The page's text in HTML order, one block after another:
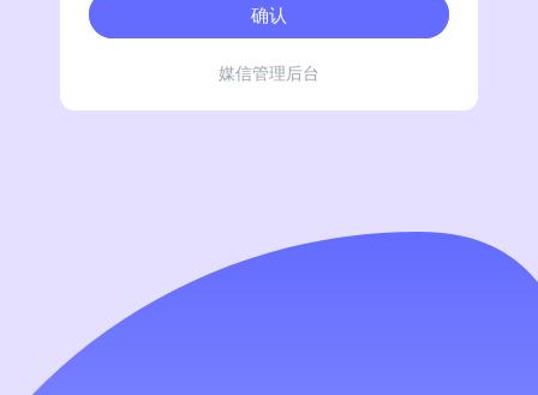
确认
媒信管理后台